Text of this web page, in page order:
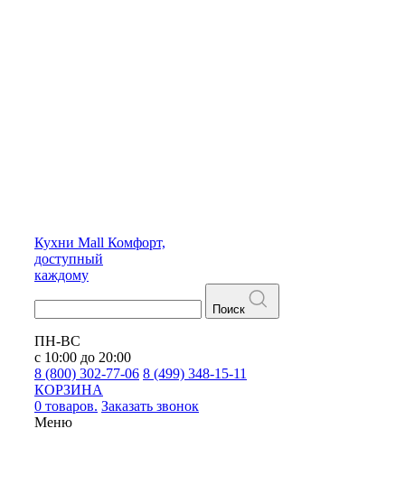
Кухни Mall Комфорт,
доступный
каждому
Поиск
ПН-ВС
с 10:00 до 20:00
8 (800) 302-77-06 8 (499) 348-15-11
КОРЗИНА
0 товаров. Заказать звонок
Меню